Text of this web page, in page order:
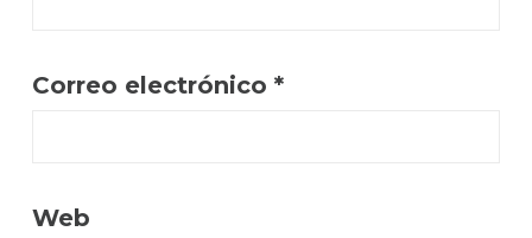
Correo electrónico *
Web